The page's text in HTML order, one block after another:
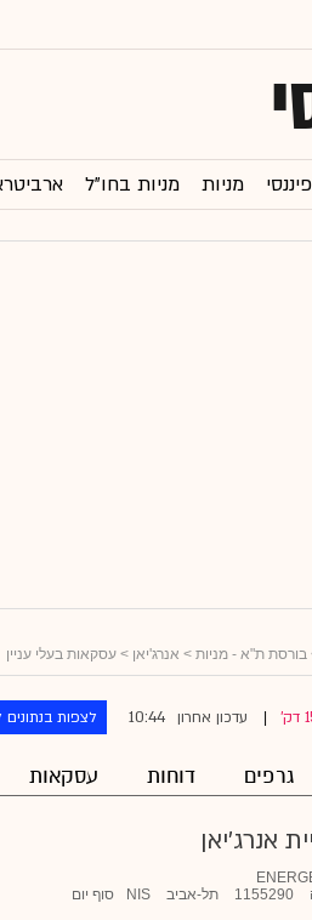
מניות מניות בחו"ל
בורסת ת"א - מניות > אנרג'יאן > עסקאות בעלי עניין
עדכון אחרון 10:44 לצפות
גרפים דוחות עסקאות
אנרג'יאן
1155290 תל-אביב NIS סוף יום